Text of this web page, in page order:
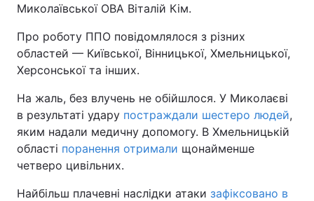
Миколаївської ОВА Віталій Кім.
Про роботу ППО повідомлялося з різних
областей — Київської, Вінницької, Хмельницької,
Херсонської та інших.
На жаль, без влучень не обійшлося. У Миколаєві
в результаті удару постраждали шестеро людей,
яким надали медичну допомогу. В Хмельницькій
області поранення отримали щонайменше
четверо цивільних.
Найбільш плачевні наслідки атаки зафіксовано в